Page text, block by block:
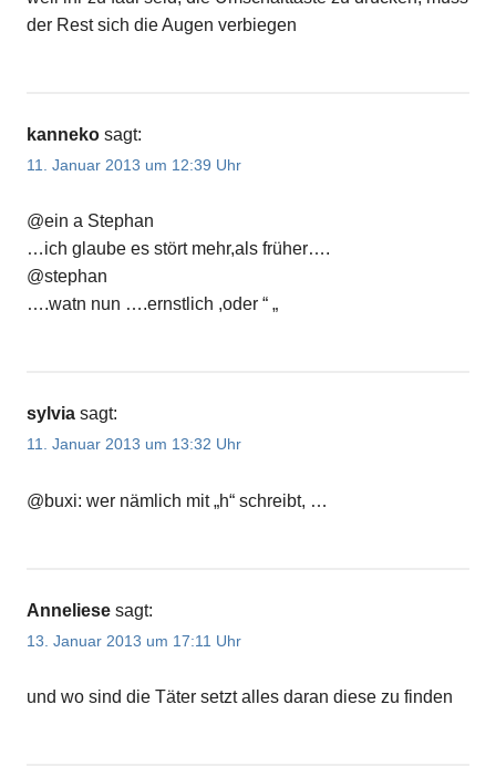
der Rest sich die Augen verbiegen
kanneko sagt:
11. Januar 2013 um 12:39 Uhr
@ein a Stephan
…ich glaube es stört mehr,als früher….
@stephan
….watn nun ….ernstlich ,oder “ „
sylvia sagt:
11. Januar 2013 um 13:32 Uhr
@buxi: wer nämlich mit „h“ schreibt, …
Anneliese sagt:
13. Januar 2013 um 17:11 Uhr
und wo sind die Täter setzt alles daran diese zu finden